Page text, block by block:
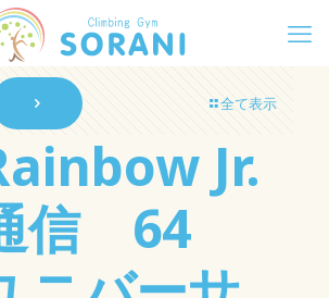
全て表示
Jr.
信 64